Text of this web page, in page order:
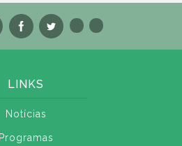
LINKS
Notícias
Programas